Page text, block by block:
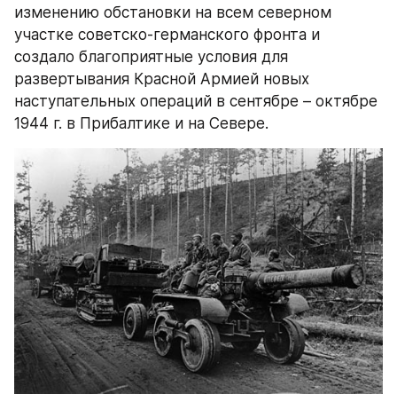
изменению обстановки на всем северном
участке советско-германского фронта и
создало благоприятные условия для
развертывания Красной Армией новых
наступательных операций в сентябре – октябре
1944 г. в Прибалтике и на Севере.